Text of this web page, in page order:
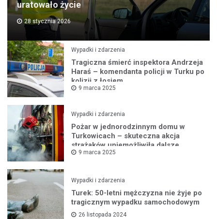
uratowało życie
28 stycznia 2026
Wypadki i zdarzenia
Tragiczna śmierć inspektora Andrzeja
Haraś – komendanta policji w Turku po
kolizji z łosiem
9 marca 2025
Wypadki i zdarzenia
Pożar w jednorodzinnym domu w
Turkowicach – skuteczna akcja
strażaków uniemożliwiła dalsze
rozprzestrzenianie się ognia
9 marca 2025
Wypadki i zdarzenia
Turek: 50-letni mężczyzna nie żyje po
tragicznym wypadku samochodowym
26 listopada 2024